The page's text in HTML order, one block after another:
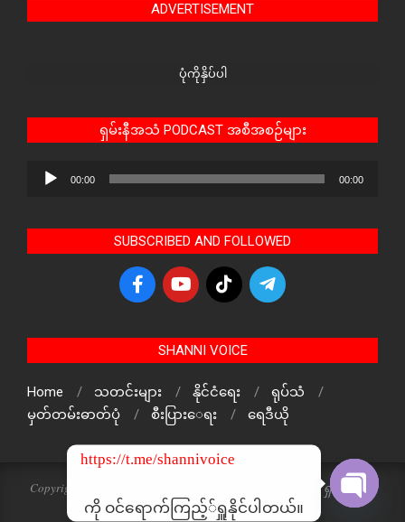
ADVERTISEMENT
ပုံကိုနှိပ်ပါ
ရှမ်းနီအသံ PODCAST အစီအစဉ်များ
Audio
00:00 00:00
SUBSCRIBED AND FOLLOWED
SHANNI VOICE
Home သတင်းများ နိုင်ငံရေး
ရုပ်သံ
မှတ်တမ်းဓာတ်ပုံ
စီးပြားေရး ရေဒီယို
Copyright © 2024 The Voice Of ShanNi All rights reserved. ရှမ်းနီအသံ
သတင်းဌာန၏ မူပိုင်ဖြစ်ပါသည်
https://t.me/shannivoice
ကို ဝင်ရောက်ကြည့််ရှူနိုင်ပါတယ်။